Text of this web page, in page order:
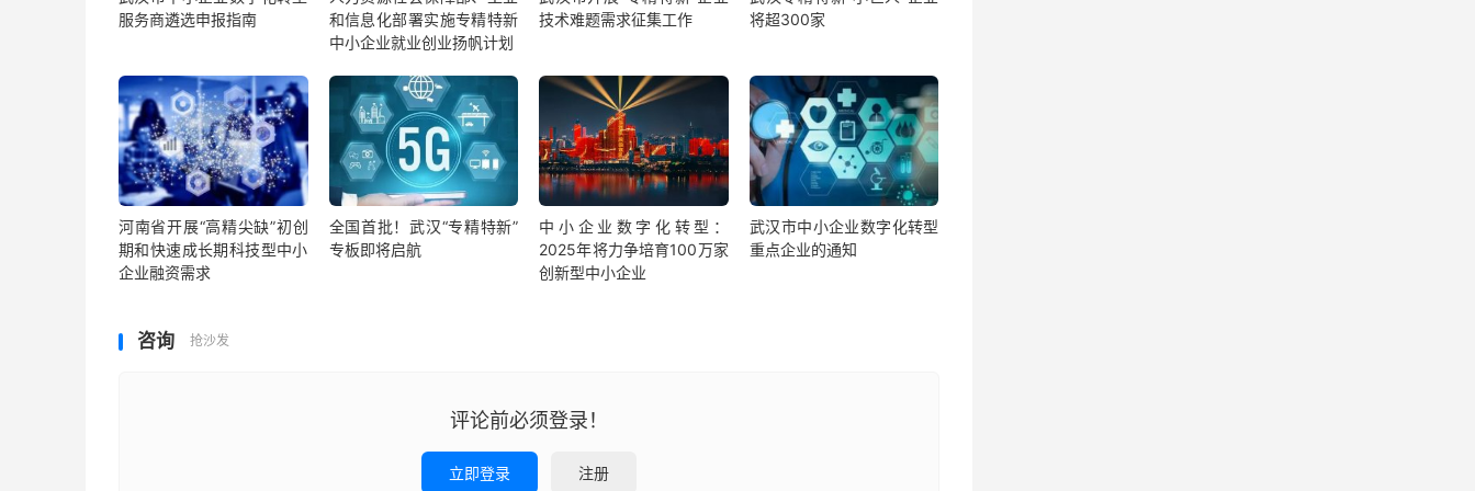
服务商遴选申报指南
和信息化部署实施专精特新
中小企业就业创业扬帆计划
技术难题需求征集工作
将超300家
河南省开展“高精尖缺”初创
期和快速成长期科技型中小
企业融资需求
全国首批！武汉“专精特新”
专板即将启航
中小企业数字化转型：
2025年将力争培育100万家
创新型中小企业
武汉市中小企业数字化转型
重点企业的通知
咨询 抢沙发
评论前必须登录！
立即登录 注册